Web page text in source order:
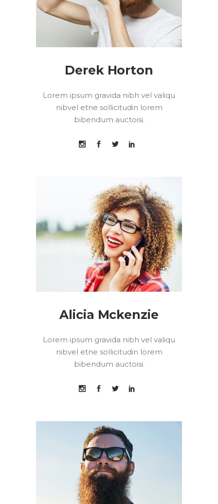
Derek Horton
Lorem ipsum gravida nibh vel valiqu
nibvel etne sollicitudin lorem
bibendum auctoisi.
Alicia Mckenzie
Lorem ipsum gravida nibh vel valiqu
nibvel etne sollicitudin lorem
bibendum auctoisi.